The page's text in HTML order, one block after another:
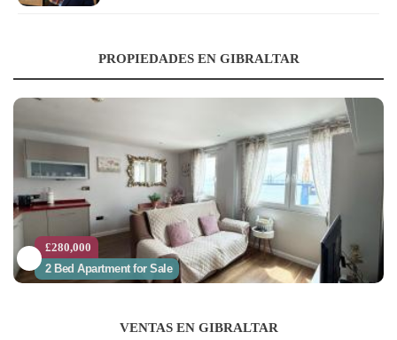
PROPIEDADES EN GIBRALTAR
£280,000
2 Bed Apartment for Sale
VENTAS EN GIBRALTAR